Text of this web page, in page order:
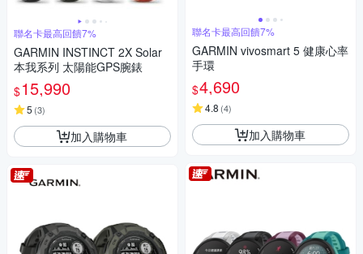
聯名卡最高回饋7%
GARMIN INSTINCT 2X Solar
本我系列 太陽能GPS腕錶
$15,990
5 (3)
加入購物車
聯名卡最高回饋7%
GARMIN vivosmart 5 健康心率
手環
$4,690
4.8 (4)
加入購物車